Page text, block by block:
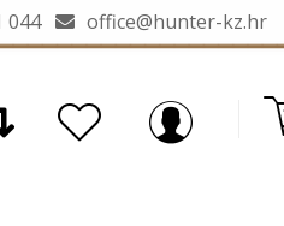
office@hunter-kz.hr
044